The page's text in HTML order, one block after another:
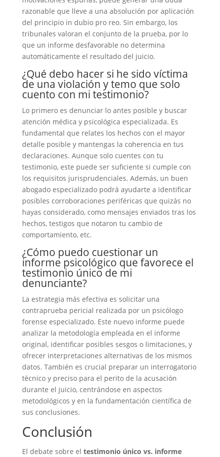
razonable que lleve a una absolución por aplicación
del principio in dubio pro reo. Sin embargo, los
tribunales valoran el conjunto de la prueba, por lo
que un informe desfavorable no determina
automáticamente el resultado del juicio.
¿Qué debo hacer si he sido víctima
de una violación y temo que solo
cuento con mi testimonio?
Lo primero es denunciar lo antes posible y buscar
atención médica y psicológica especializada. Es
fundamental que relates los hechos con el mayor
detalle posible y mantengas la coherencia en tus
declaraciones. Aunque solo cuentes con tu
testimonio, este puede ser suficiente si cumple con
los requisitos jurisprudenciales. Además, un buen
abogado especializado podrá ayudarte a identificar
posibles corroboraciones periféricas que quizás no
hayas considerado, como mensajes enviados tras los
hechos, testigos que notaron tu cambio de
comportamiento, etc.
¿Cómo puedo cuestionar un
informe psicológico que favorece el
testimonio único de mi
denunciante?
La estrategia más efectiva es solicitar una
contraprueba pericial realizada por un psicólogo
forense especializado. Este nuevo informe puede
analizar la metodología empleada en el informe
original, identificar posibles sesgos o limitaciones, y
ofrecer interpretaciones alternativas de los mismos
datos. También es crucial preparar un interrogatorio
técnico y preciso para el perito de la acusación
durante el juicio, centrándose en aspectos
metodológicos y en la fundamentación científica de
sus conclusiones.
Conclusión
El debate sobre el testimonio único vs. informe